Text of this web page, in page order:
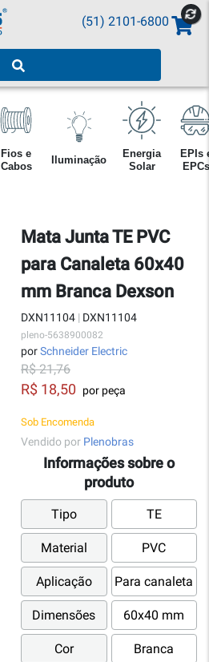
(51) 2101-6800
Fios e
Cabos
Iluminação
Energia
Solar
EPIs
EPCs
Mata Junta TE PVC
para Canaleta 60x40
mm Branca Dexson
DXN11104 | DXN11104
pleno-5638900082
porSchneider Electric
R$ 21,76
R$ 18,50 por peça
Sob Encomenda
Vendido por Plenobras
Informações sobre o
produto
Tipo TE
Material PVC
Aplicação Para canaleta
Dimensões 60x40 mm
Cor Branca